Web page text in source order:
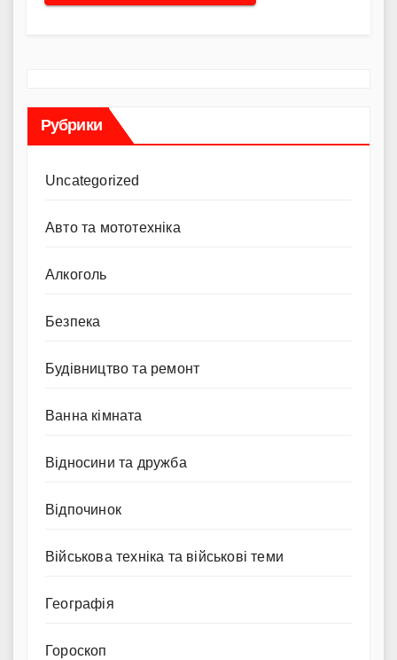
Рубрики
Uncategorized
Авто та мототехніка
Алкоголь
Безпека
Будівництво та ремонт
Ванна кімната
Відносини та дружба
Відпочинок
Військова техніка та військові теми
Географія
Гороскоп